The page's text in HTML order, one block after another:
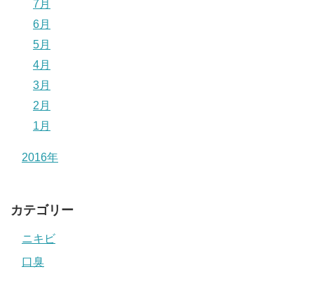
7月
6月
5月
4月
3月
2月
1月
2016年
カテゴリー
ニキビ
口臭